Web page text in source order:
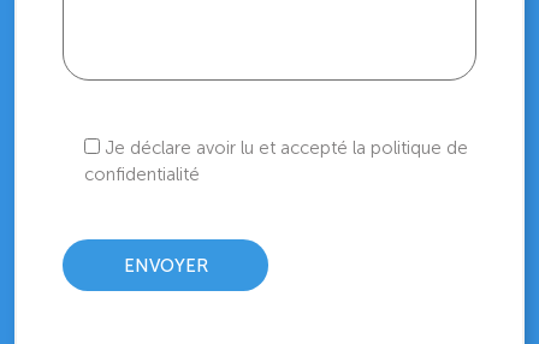
Je déclare avoir lu et accepté la politique de
confidentialité